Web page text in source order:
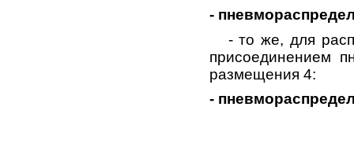
-
- то же, для
присоединением
размещения 4:
-